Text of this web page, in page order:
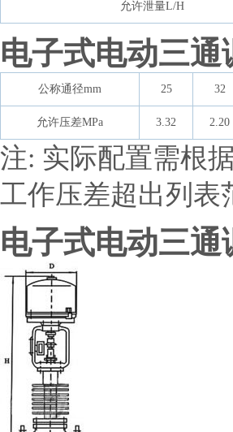
允许泄量L/H
电子式电动三
公称通径mm 25 32
允许压差MPa 3.32 2.20
注: 实际配置需根
工作压差超出列表
电子式电动三